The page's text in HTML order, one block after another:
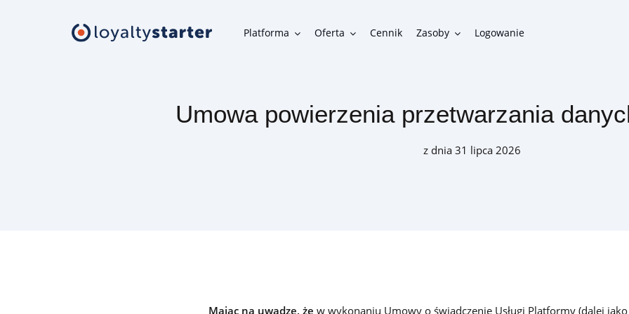
Platforma Oferta Cennik Zasoby
Logowanie
Funkcjonalności
lojalnościowego
Umowa powierzenia przetwarzania
z dnia 31 lipca 2026
Mając na uwadze, że w wykonaniu Umowy o świadczenie Usługi Platformy (dalej jako